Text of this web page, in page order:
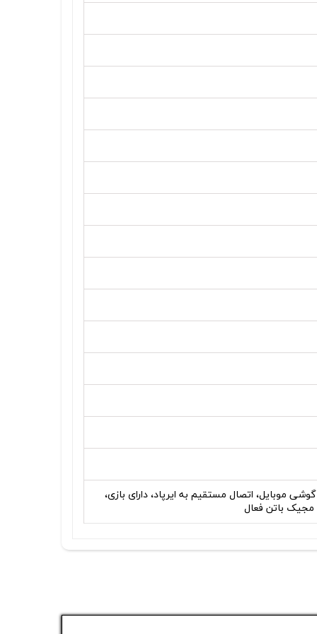
موبایل، اتصال مستقیم به ایرپاد، دارای بازی،
مجیک باتن فعال